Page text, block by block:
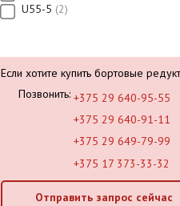
U55-5 2
Если хотите купить бортовые
Позвонить: +375 29 640-95-55
+375 29 640-91-11
+375 29 649-79-99
+375 17 373-33-32
Отправить запрос сейчас